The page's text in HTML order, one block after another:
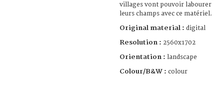
villages vont pouvoir labourer
leurs champs avec ce matériel.
Original material : digital
Resolution : 2560x1702
Orientation : landscape
Colour/B&W : colour